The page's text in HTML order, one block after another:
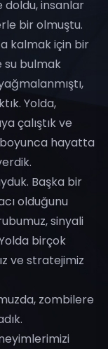
doldu, insanlar
bir olmuştu.
kalmak için bir
su bulmak
Yolda,
çalıştık ve
hayatta
Başka bir
olduğunu
sinyali
birçok
ve stratejimiz
zombilere